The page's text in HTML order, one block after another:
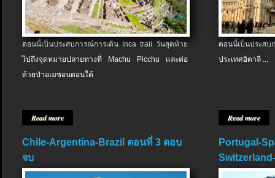
ตอนนี้เป็นประสบการณ์การเดิน Inca trail วันสุดท้าย
ไปถึงจุดหมายปลายทางที่ Machu Picchu และต่อ
ด้วยป่าอเมซอนตอนใต้
Read more
ตอนนี้เป็นประส
ประเทศอิตาลี ...
Read more
Chile-Argentina-Brazil ตอนที่ 3 ตอบ
จบ
Portugal-